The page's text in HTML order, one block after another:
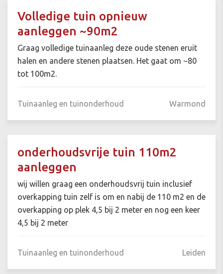
Volledige tuin opnieuw
aanleggen ~90m2
Graag volledige tuinaanleg deze oude stenen eruit
halen en andere stenen plaatsen. Het gaat om ~80
tot 100m2.
Tuinaanleg en tuinonderhoud Warmond
onderhoudsvrije tuin 110m2
aanleggen
wij willen graag een onderhoudsvrij tuin inclusief
overkapping tuin zelf is om en nabij de 110 m2 en de
overkapping op plek 4,5 bij 2 meter en nog een keer
4,5 bij 2 meter
Tuinaanleg en tuinonderhoud Leiden